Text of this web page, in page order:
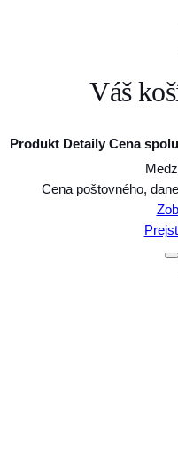
Váš
Produkty
Produkt Detaily Cena spolu
Cena poštovného,